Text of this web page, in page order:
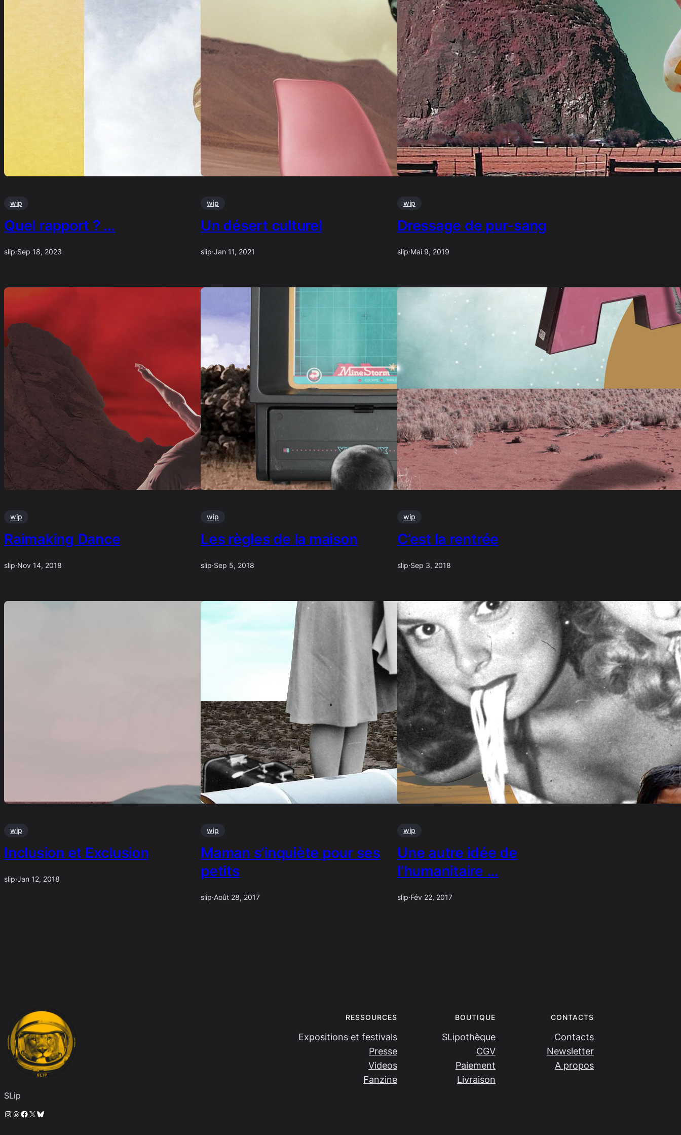
wip
Quel rapport ? …
slip·Sep 18, 2023
wip
Un désert culturel
slip·Jan 11, 2021
wip
Dressage de pur-sang
slip·Mai 9, 2019
wip
Raimaking Dance
slip·Nov 14, 2018
wip
Les règles de la maison
slip·Sep 5, 2018
wip
C’est la rentrée
slip·Sep 3, 2018
wip
Inclusion et Exclusion
slip·Jan 12, 2018
wip
Maman s’inquiète pour ses
petits
slip·Août 28, 2017
wip
Une autre idée de
l’humanitaire …
slip·Fév 22, 2017
SLip
Instagram
Threads
Facebook
X Bluesky
RESSOURCES
Expositions et festivals
Presse
Videos
Fanzine
BOUTIQUE
SLipothèque
CGV
Paiement
Livraison
CONTACTS
Contacts
Newsletter
A propos